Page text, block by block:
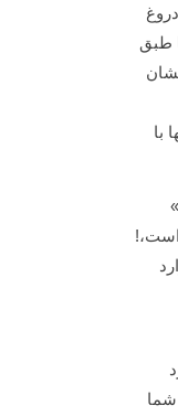
طبق
با
است،!
شما